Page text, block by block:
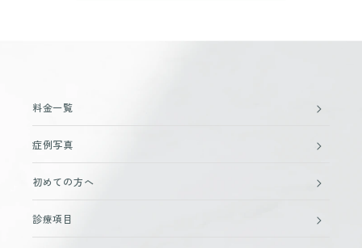
料金一覧
症例写真
初めての方へ
診療項目